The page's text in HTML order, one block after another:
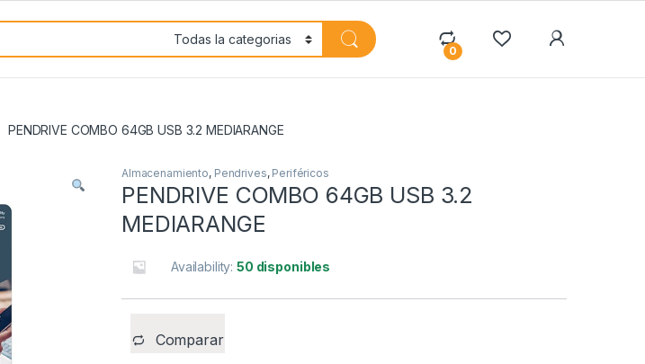
0
PENDRIVE COMBO 64GB USB 3.2 MEDIARANGE
Almacenamiento, Pendrives, Periféricos
PENDRIVE COMBO 64GB USB 3.2
MEDIARANGE
Availability:50 disponibles
Comparar